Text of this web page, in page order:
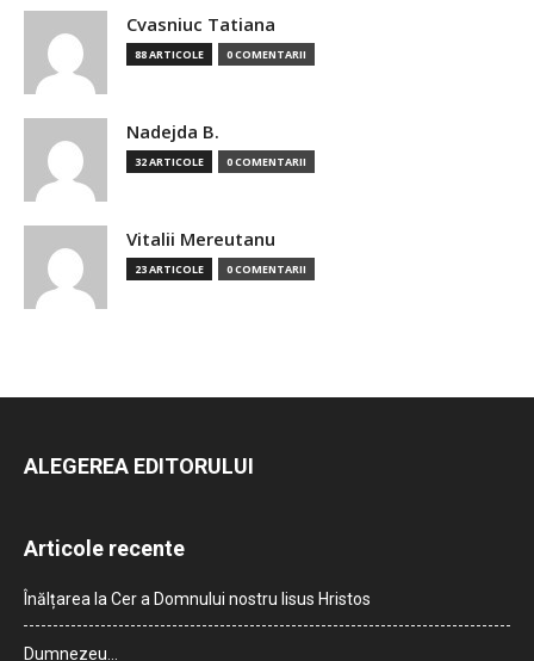
Cvasniuc Tatiana
88 ARTICOLE 0 COMENTARII
Nadejda B.
32 ARTICOLE 0 COMENTARII
Vitalii Mereutanu
23 ARTICOLE 0 COMENTARII
ALEGEREA EDITORULUI
Articole recente
Înălțarea la Cer a Domnului nostru Iisus Hristos
Dumnezeu…